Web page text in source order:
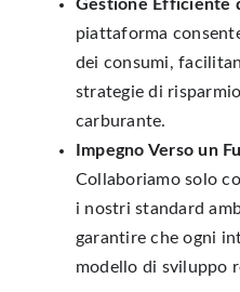
Gestione Efficiente
piattaforma
dei consumi,
strategie di
carburante.
Impegno Verso un
Collaboriamo solo
i nostri standard
garantire che ogni
modello di sviluppo